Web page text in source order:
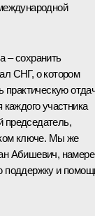
– сохранить
СНГ, о котором
практическую
каждого участника
ключе. Мы же
Абишевич,
поддержку и